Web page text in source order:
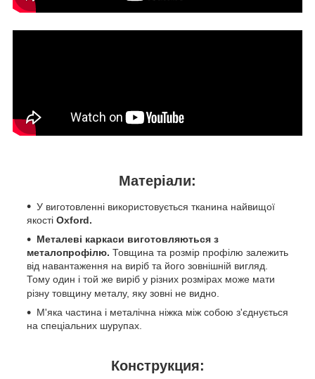
Матеріали:
У виготовленні використовується тканина найвищої
якості Oxford.
Металеві каркаси виготовляються з
металопрофілю. Товщина та розмір профілю залежить
від навантаження на виріб та його зовнішній вигляд.
Тому один і той же виріб у різних розмірах може мати
різну товщину металу, яку зовні не видно.
М'яка частина і металічна ніжка між собою з'єднується
на спеціальних шурупах.
Конструкция: